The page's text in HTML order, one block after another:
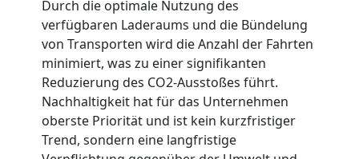
Durch die optimale Nutzung des
verfügbaren Laderaums und die Bündelung
von Transporten wird die Anzahl der Fahrten
minimiert, was zu einer signifikanten
Reduzierung des CO2-Ausstoßes führt.
Nachhaltigkeit hat für das Unternehmen
oberste Priorität und ist kein kurzfristiger
Trend, sondern eine langfristige
Übersiedlung
Leonding
Klaviertransport